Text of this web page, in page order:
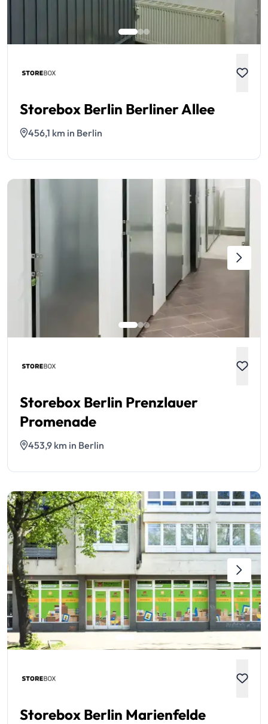
Storebox Berlin Berliner Allee
456,1 km in Berlin
Storebox Berlin Prenzlauer
Promenade
453,9 km in Berlin
Storebox Berlin Marienfelde